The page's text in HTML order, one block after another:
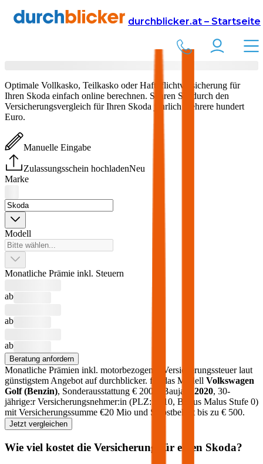
durchblicker.at – Startseite
Versicherung Autoversicherung
Versicherung vergleichen & abschließen
Optimale Vollkasko, Teilkasko oder Haftpflichtversicherung für
Ihren Skoda einfach online berechnen. Sparen Sie durch den
Versicherungsvergleich für Ihren Skoda jährlich mehrere hundert
Euro.
Manuelle Eingabe
Zulassungsschein hochladenNeu
Marke
Modell
Monatliche Prämie inkl. Steuern
ab
ab
ab
Beratung anfordern
Monatliche Prämien inkl. motorbezogener Versicherungssteuer laut
günstigstem Angebot auf durchblicker. für das Modell Volkswagen
Golf(Benzin), Sonderausstattung € 2000 , Baujahr 2020, 30-
jährige:r Versicherungsnehmer:in (PLZ:
1010, Bonus Malus Stufe 0)
mit Versicherungssumme €20 Mio und Selbstbehalt bis zu € 500.
Jetzt vergleichen
Wie viel kostet die Versicherung für einen Skoda?